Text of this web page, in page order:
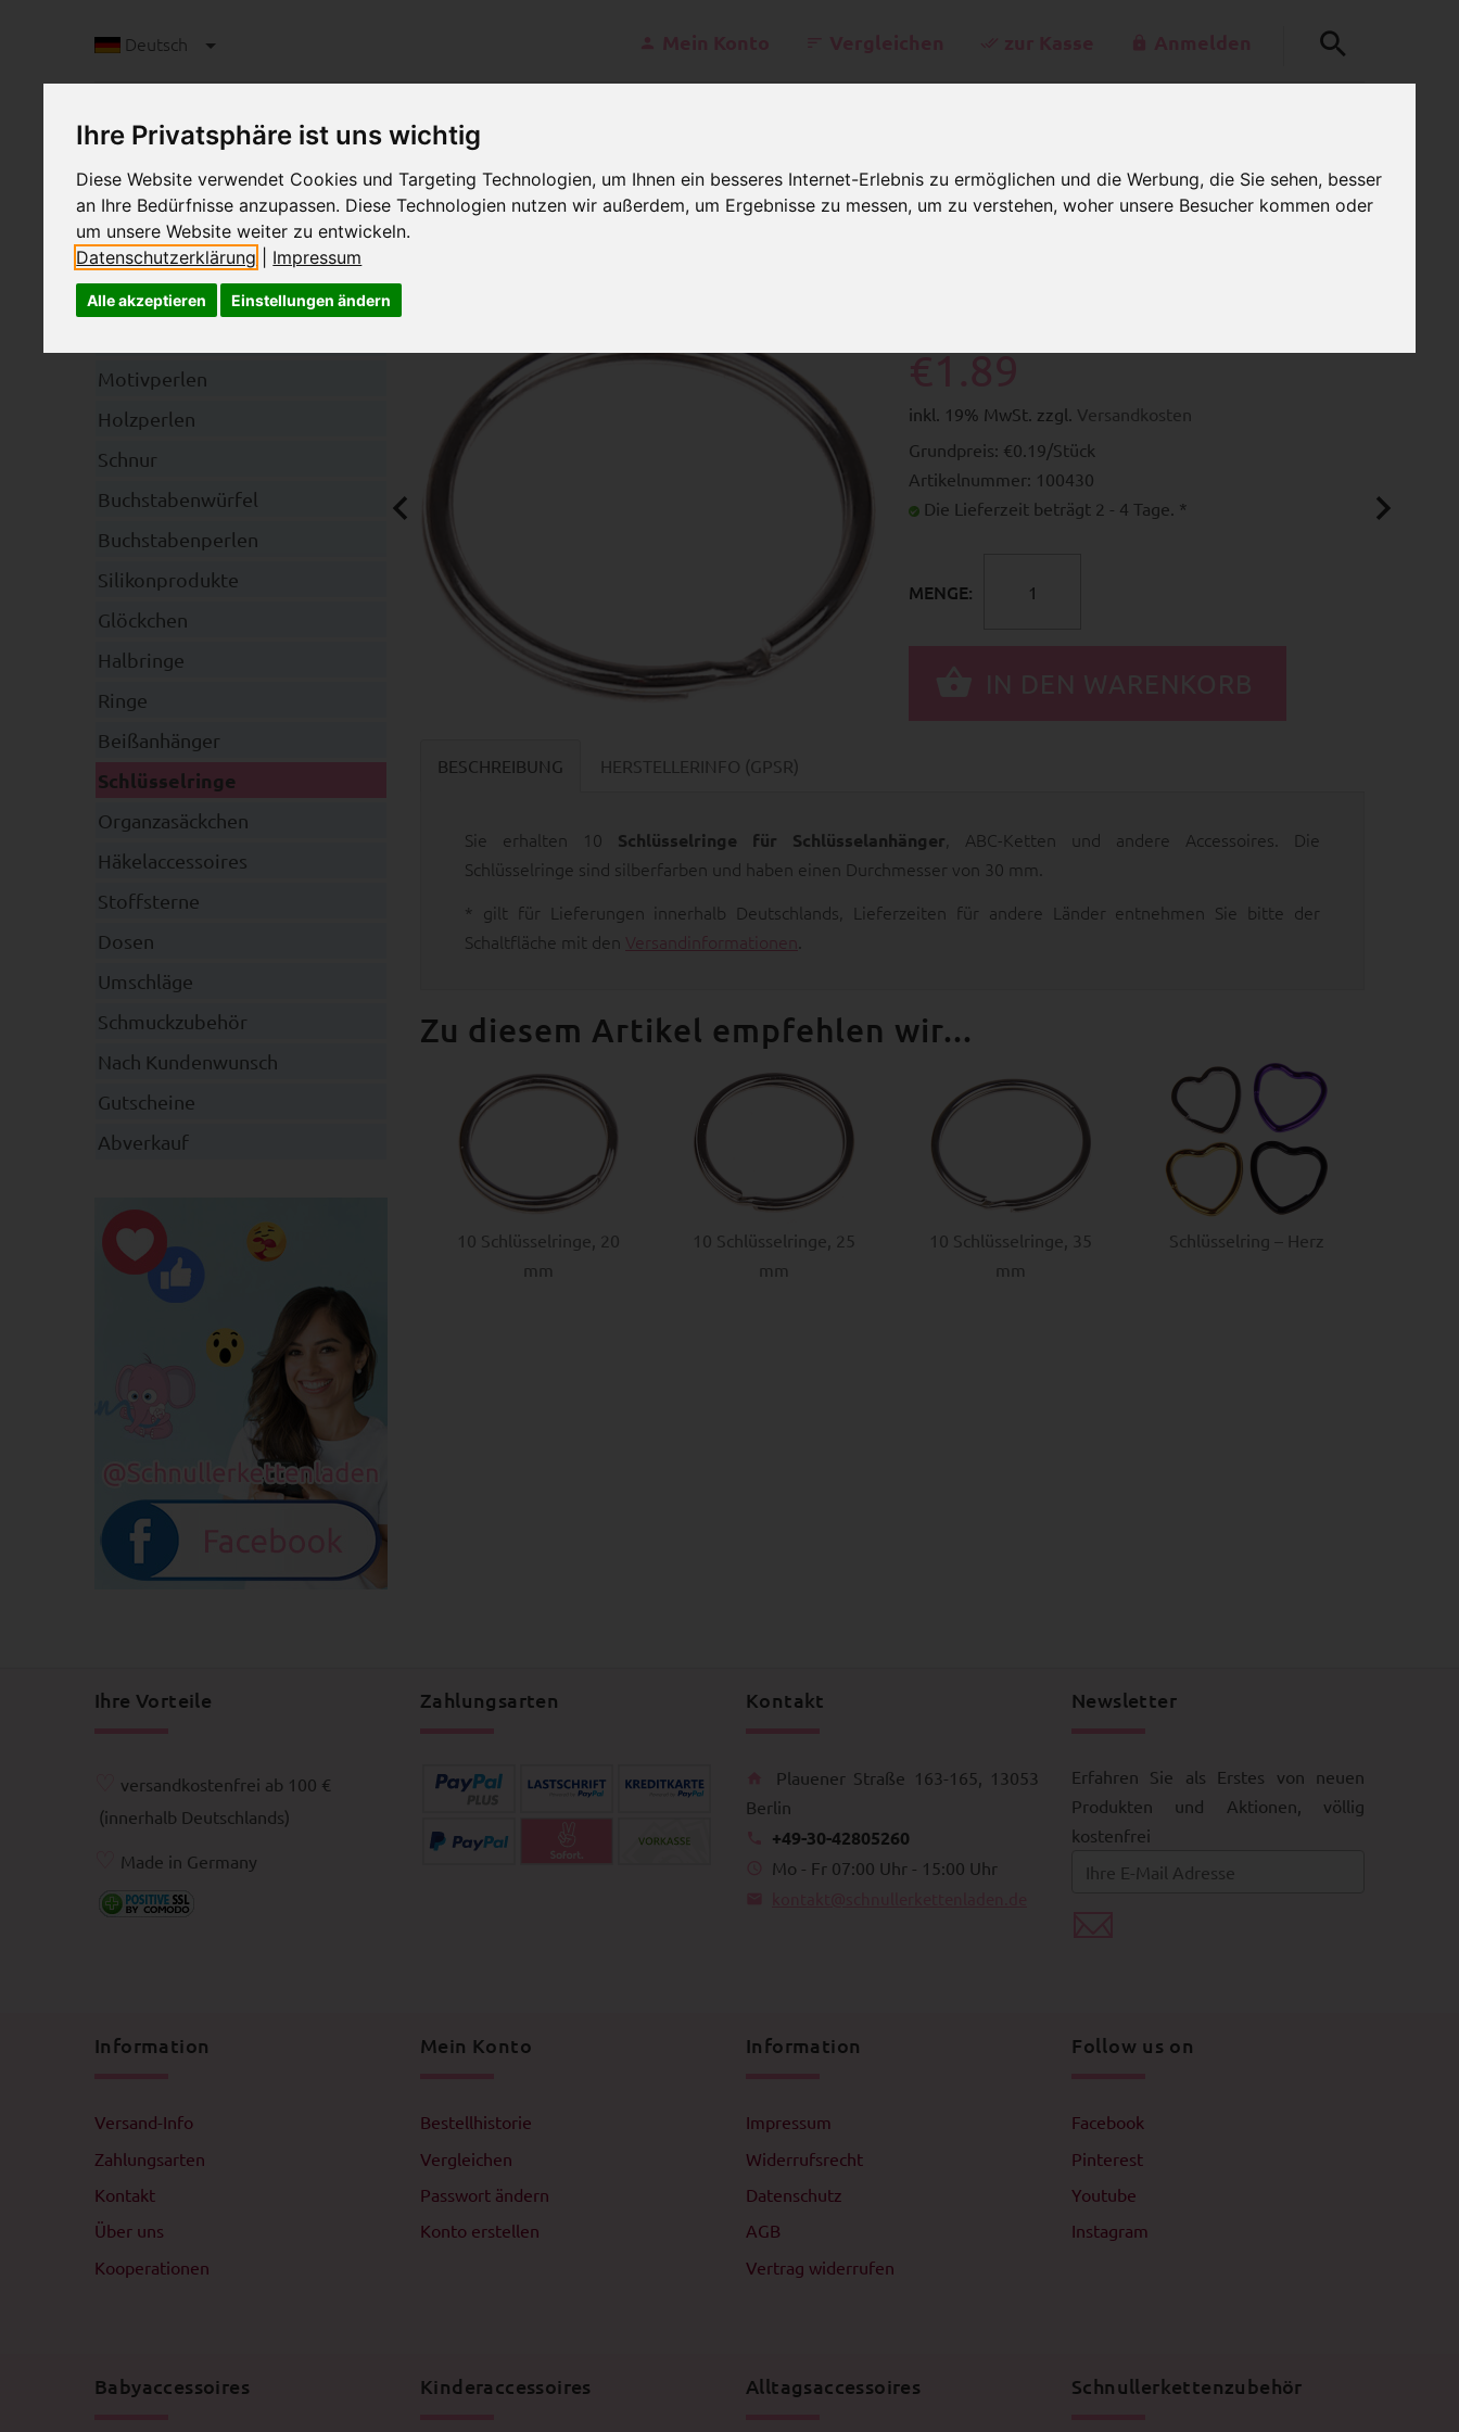
Ihre Privatsphäre ist uns wichtig
Diese Website verwendet Cookies und Targeting Technologien, um Ihnen ein besseres Internet-Erlebnis zu ermöglichen und die Werbung, die Sie sehen, besser
an Ihre Bedürfnisse anzupassen. Diese Technologien nutzen wir außerdem, um Ergebnisse zu messen, um zu verstehen, woher unsere Besucher kommen oder
um unsere Website weiter zu entwickeln.
Datenschutzerklärung
Impressum
Alle akzeptieren Einstellungen ändern
Deutsch
MEIN WARENKORB
Mo - Fr 07:00 Uhr - 15:00 Uhr
€1.89
inkl. 19% MwSt. zzgl. Versandkosten
Grundpreis: €0.19/Stück
Artikelnummer: 100430
Die Lieferzeit beträgt 2 - 4 Tage. *
MENGE:
BESCHREIBUNG HERSTELLERINFO (GPSR)
Sie erhalten 10 Schlüsselringe für Schlüsselanhänger , ABC-Ketten und andere Accessoires. Die
Schlüsselringe sind silberfarben und haben einen Durchmesser von 30 mm.
* gilt für Lieferungen innerhalb Deutschlands, Lieferzeiten für andere Länder entnehmen Sie bitte der
Schaltfläche mit den Versandinformationen
Zu diesem Artikel empfehlen wir...
10 Schlüsselringe, 20
mm
10 Schlüsselringe, 25
mm
10 Schlüsselringe, 35
mm
Schlüsselring – Herz
Kategorien
Motivperlen
Holzperlen
Schnur
Buchstabenwürfel
Buchstabenperlen
Silikonprodukte
Glöckchen
Halbringe
Ringe
Beißanhänger
Schlüsselringe
Organzasäckchen
Häkelaccessoires
Stoffsterne
Dosen
Umschläge
Schmuckzubehör
Nach Kundenwunsch
Gutscheine
Abverkauf
Ihre Vorteile
versandkostenfrei ab 100 €
(innerhalb Deutschlands)
Made in Germany
Zahlungsarten Kontakt
Plauener Straße 163-165, 13053
Berlin
+49-30-42805260
Mo - Fr 07:00 Uhr - 15:00 Uhr
Newsletter
Erfahren Sie als Erstes von neuen
Produkten und Aktionen, völlig
kostenfrei
Information
Versand-Info
Zahlungsarten
Kontakt
Über uns
Kooperationen
Mein Konto
Bestellhistorie
Vergleichen
Passwort ändern
Konto erstellen
Information
Impressum
Widerrufsrecht
Datenschutz
AGB
Vertrag widerrufen
Follow us on
Facebook
Pinterest
Youtube
Instagram
Babyaccessoires Kinderaccessoires Alltagsaccessoires Schnullerkettenzubehör